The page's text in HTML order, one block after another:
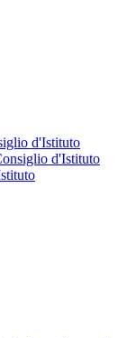
d'Istituto
d'Istituto